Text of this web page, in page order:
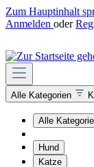
Zum Hauptinhalt
Anmelden oder
Alle Kategorien
Alle
Hund
Katze